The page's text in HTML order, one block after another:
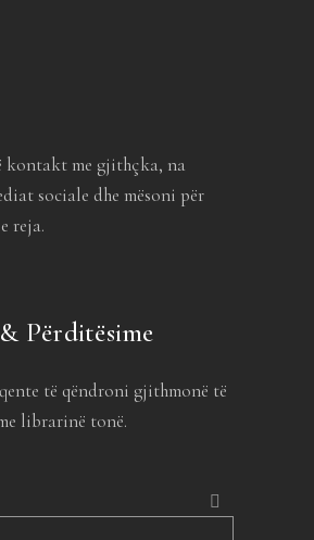
kontakt me gjithçka, na
sociale dhe mësoni për
reja.
Përditësime
të qëndroni gjithmonë të
librarinë tonë.